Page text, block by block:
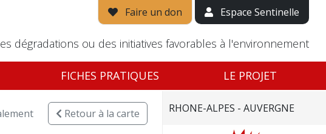
Faire un don Espace Sentinelle
dégradations ou des initiatives favorables à l'environnement
FICHES PRATIQUES LE PROJET
Retourà la carte RHONE-ALPES - AUVERGNE